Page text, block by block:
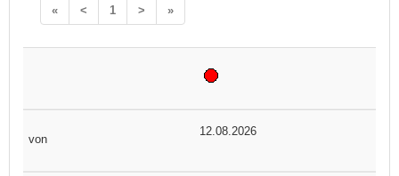
« < 1 > »
12.08.2026